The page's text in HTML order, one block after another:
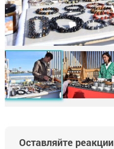
Оставляйте реакции